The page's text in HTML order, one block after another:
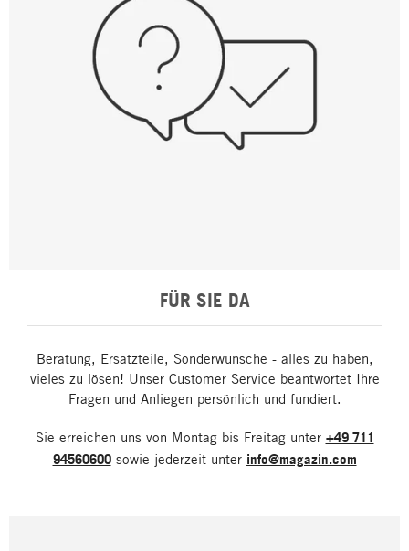
FÜR SIE DA
Beratung, Ersatzteile, Sonderwünsche - alles zu haben,
vieles zu lösen! Unser Customer Service beantwortet Ihre
Fragen und Anliegen persönlich und fundiert.
Sie erreichen uns von Montag bis Freitag unter +49 711
94560600sowie jederzeit unter info@magazin.com